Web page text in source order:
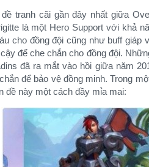
đề tranh cãi gần đây nhất giữa
là một Hero Support với khả
cho đồng đội cũng như buff giáp
để che chắn cho đồng đội.
đã ra mắt vào hồi giữa năm
để bảo vệ đồng minh. Trong
đề này một cách đầy mỉa mai:​